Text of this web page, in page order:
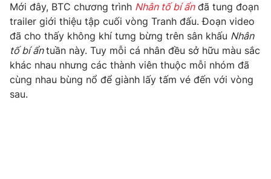
Phim VTV
Hậu trường
Nhân vật
Khán giả
Giải trí
Điện ảnh
Âm nhạc
Sao
Đời sống
Du lịch
Giáo dục
Mới đây, BTC chương trình Nhân tố bí ẩnđã tung đoạn
trailer giới thiệu tập cuối vòng Tranh đấu. Đoạn video
đã cho thấy không khí tưng bừng trên sân khấu Nhân
tố bí ẩntuần này. Tuy mỗi cá nhân đều sở hữu màu sắc
khác nhau nhưng các thành viên thuộc mỗi nhóm đã
cùng nhau bùng nổ để giành lấy tấm vé đến với vòng
sau.